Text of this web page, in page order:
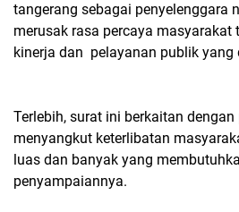
tangerang sebagai penyelenggara
merusak rasa percaya masyarakat
kinerja dan pelayanan publik yang
Terlebih, surat ini berkaitan
menyangkut keterlibatan
luas dan banyak yang
penyampaiannya.